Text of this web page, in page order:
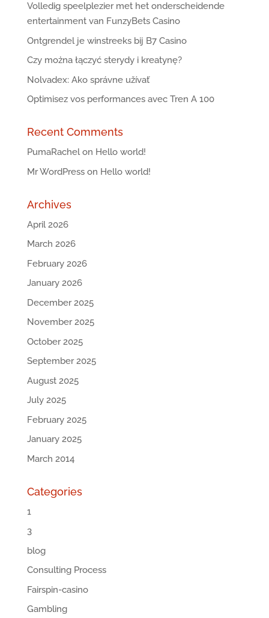
Volledig speelplezier met het onderscheidende
entertainment van FunzyBets Casino
Ontgrendel je winstreeks bij B7 Casino
Czy można łączyć sterydy i kreatynę?
Nolvadex: Ako správne užívať
Optimisez vos performances avec Tren A 100
Recent Comments
PumaRachelon Hello world!
Mr WordPresson Hello world!
Archives
April 2026
March 2026
February 2026
January 2026
December 2025
November 2025
October 2025
September 2025
August 2025
July 2025
February 2025
January 2025
March 2014
Categories
1
3
blog
Consulting Process
Fairspin-casino
Gambling